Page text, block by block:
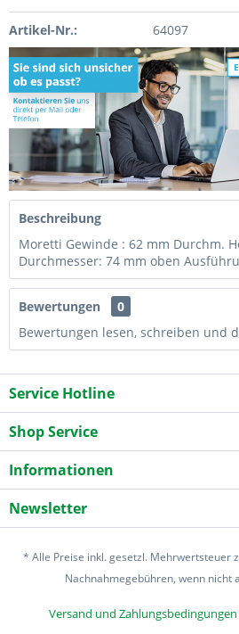
Artikel-Nr.: 64097
Beschreibung
Moretti Gewinde : 62 mm Durchm.
Durchmesser: 74 mm oben
Bewertungen
0
Bewertungen lesen, schreiben und
Service Hotline
Shop Service
Informationen
Newsletter
* Alle Preise inkl. gesetzl. Mehrwertsteuer
Nachnahmegebühren, wenn nicht
Versand und Zahlungsbedingungen